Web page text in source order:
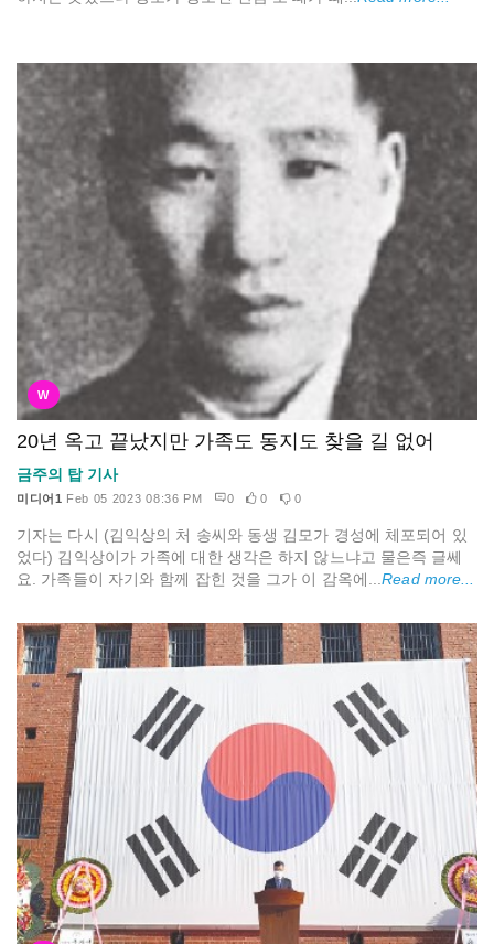
W
20년 옥고 끝났지만 가족도 동지도 찾을 길 없어
금주의 탑 기사
미디어1 Feb 05 2023 08:36 PM 0 0 0
기자는 다시 (김익상의 처 송씨와 동생 김모가 경성에 체포되어 있
었다) 김익상이가 가족에 대한 생각은 하지 않느냐고 물은즉 글쎄
요. 가족들이 자기와 함께 잡힌 것을 그가 이 감옥에...Read more...